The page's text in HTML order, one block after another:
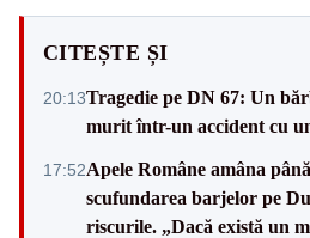
CITEȘTE ȘI
20:13Tragedie pe DN 67: Un
murit într-un accident cu
17:52Apele Române amâna
scufundarea barjelor pe
riscurile. „Dacă există un